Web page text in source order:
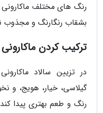
رنگ های مختلف ماکارونی
بشقاب رنگارنگ و مجذوب
ترکیب کردن
در تزیین سالاد
گیلاسی، خیار، هویج، و
رنگ و طعم بهتری پیدا